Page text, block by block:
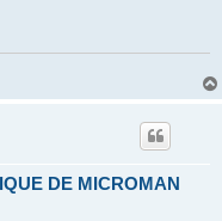
DE MICROMAN